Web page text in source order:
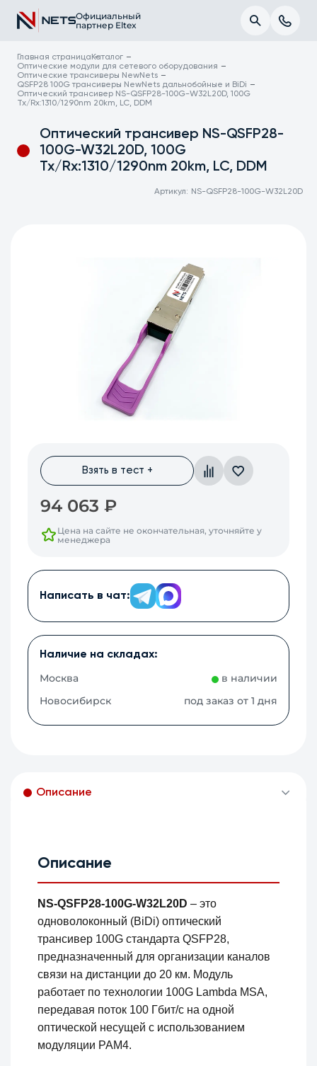
Официальный
партнер Eltex
Главная страница Каталог
Оптические модули для сетевого оборудования
Оптические трансиверы NewNets
QSFP28 100G трансиверы NewNets дальнобойные и BiDi
Оптический трансивер NS-QSFP28-100G-W32L20D, 100G
Tx/Rx:1310/1290nm 20km, LC, DDM
Оптический трансивер NS-QSFP28-
100G-W32L20D, 100G
Tx/Rx:1310/1290nm 20km, LC, DDM
Артикул: NS-QSFP28-100G-W32L20D
Взять в тест +
94 063₽
Цена на сайте не окончательная, уточняйте у
менеджера
Написать в чат:
Наличие на складах:
Москва
в наличии
Новосибирск
под заказ от 1 дня
Описание
Описание
NS-QSFP28-100G-W32L20D – это
одноволоконный (BiDi) оптический
трансивер 100G стандарта QSFP28,
предназначенный для организации каналов
связи на дистанции до 20 км. Модуль
работает по технологии 100G Lambda MSA,
передавая поток 100 Гбит/с на одной
оптической несущей с использованием
модуляции PAM4.